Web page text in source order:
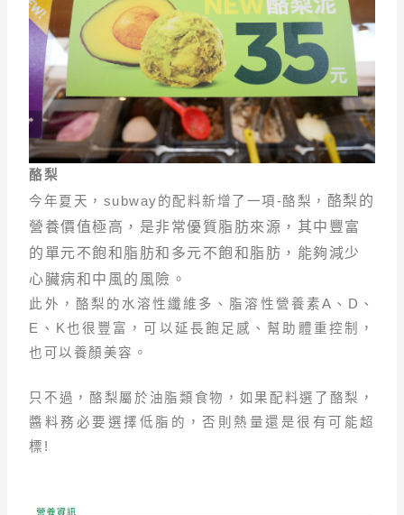
酪梨
今年夏天，subway的配料新增了一項-酪梨， 酪梨的
營養價值極高， 是非常優質脂肪來源，其中豐富
的單元不飽和脂肪和多元不飽和脂肪，能夠減少
心臟病和中風的風險。
此外，酪梨的水溶性纖維多、脂溶性營養素A 、 D 、
E 、 K也很豐富，可以延長飽足感、幫助體重控制，
也可以養顏美容。
只不過，酪梨屬於油脂類食物，如果配料選了酪梨，
醬料務必要選擇低脂的，否則熱量還是很有可能超
標!